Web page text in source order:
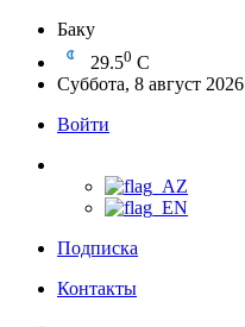
Баку
29.50 C
Суббота, 8 август 2026
Войти
Подписка
Контакты